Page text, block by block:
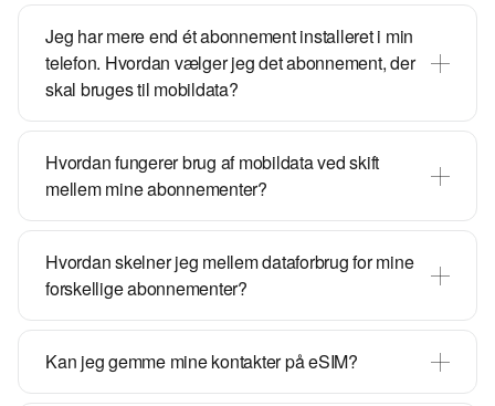
Jeg har mere end ét abonnement installeret i min
telefon. Hvordan vælger jeg det abonnement, der
skal bruges til mobildata?
Hvordan fungerer brug af mobildata ved skift
mellem mine abonnementer?
Hvordan skelner jeg mellem dataforbrug for mine
forskellige abonnementer?
Kan jeg gemme mine kontakter på eSIM?